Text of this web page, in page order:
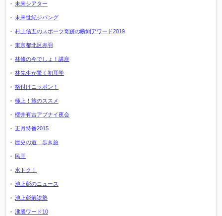
未来シアター
未来世紀ジパング
村上信五のスポーツ奇跡の瞬間アワード2019
東京都北区赤羽
林修の今でしょ！講座
林先生が驚く初耳学
格付けニッポン！
極上！旅のススメ
櫻井有吉アブナイ夜会
正月特番2015
歴史の道 歩き旅
民王
水トク！
池上彰のニュース
池上彰解説塾
沸騰ワード10